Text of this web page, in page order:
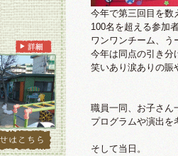
今年で第三回目を数
100名を超える参加
ワンワンチーム、う
今年は同点の引き分
笑いあり涙ありの賑
職員一同、お子さん
プログラムや演出を
そして当日。